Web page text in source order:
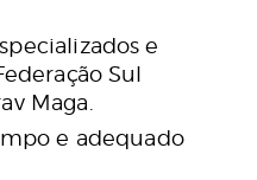
e
Sul
Maga.
e adequado